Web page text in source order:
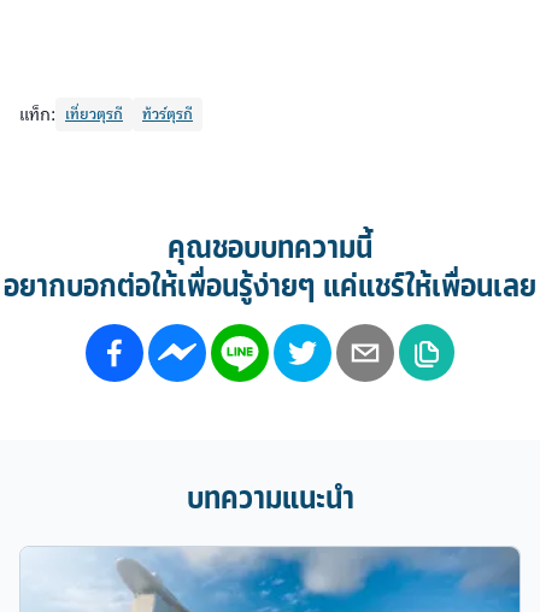
แท็ก: เที่ยวตุรกี ทัวร์ตุรกี
คุณชอบบทความนี้
อยากบอกต่อให้เพื่อนรู้ง่ายๆ แค่แชร์ให้เพื่อนเลย
บทความแนะนำ